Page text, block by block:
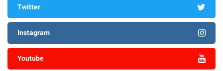
Twitter
Instagram
Youtube